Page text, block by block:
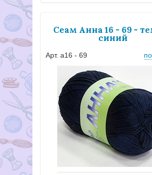
Сеам Анна 16 - 69 -
синий
Арт. а16 - 69